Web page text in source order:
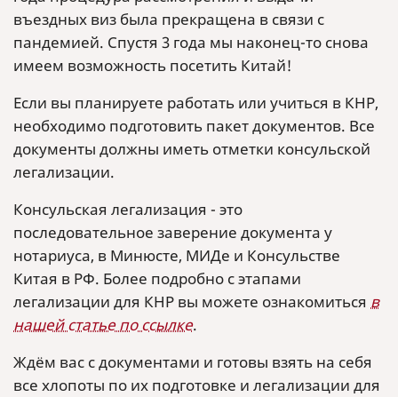
въездных виз была прекращена в связи с
пандемией. Спустя 3 года мы наконец-то снова
имеем возможность посетить Китай!
Если вы планируете работать или учиться в КНР,
необходимо подготовить пакет документов. Все
документы должны иметь отметки консульской
легализации.
Консульская легализация - это
последовательное заверение документа у
нотариуса, в Минюсте, МИДе и Консульстве
Китая в РФ. Более подробно с этапами
легализации для КНР вы можете ознакомиться в
нашей статье по ссылке.
Ждём вас с документами и готовы взять на себя
все хлопоты по их подготовке и легализации для